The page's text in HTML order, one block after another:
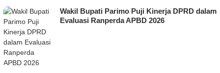
Wakil Bupati Parimo Puji Kinerja DPRD dalam
Evaluasi Ranperda APBD 2026